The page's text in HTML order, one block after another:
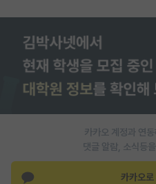
임용 후기 게시판
PI 전용 게시판
인문사회 계열 게시판
특수/전문대학원 게시판
반도체/AI 게시판
장학금/장학생 게시판
카카오 계정과 연
댓글 알람, 소식등
카카오로